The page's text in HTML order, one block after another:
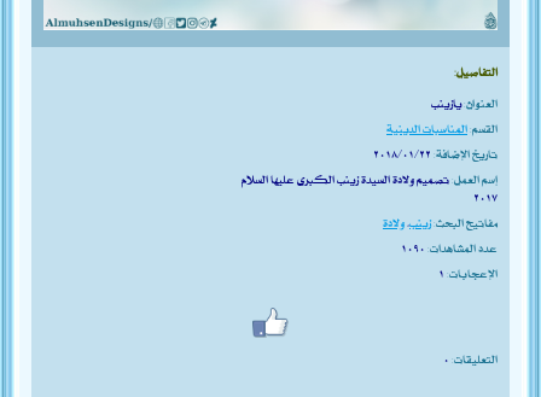
التفاصيل:
العنوان:يازينب
القسم:المناسبات الدينية
تاريخ الإضافة:٢٠١٨/٠١/٢٢
إسم العمل:تصميم ولادة السيدة زينب الكبرى عليها السلام
٢٠١٧
مفاتيح البحث:زينب،ولادة
عدد المشاهدات:١٠٩٠
الإعجابات:١
التعليقات:٠